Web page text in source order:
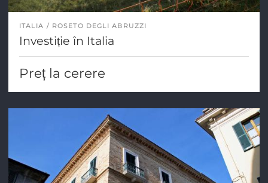
ITALIA ROSETO DEGLI ABRUZZI
Investiție în Italia
Preț la cerere